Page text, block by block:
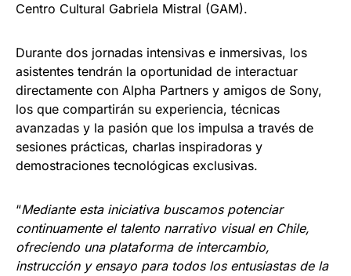
Centro Cultural Gabriela Mistral (GAM).
Durante dos jornadas intensivas e inmersivas, los
asistentes tendrán la oportunidad de interactuar
directamente con Alpha Partners y amigos de Sony,
los que compartirán su experiencia, técnicas
avanzadas y la pasión que los impulsa a través de
sesiones prácticas, charlas inspiradoras y
demostraciones tecnológicas exclusivas.
“Mediante esta iniciativa buscamos potenciar
continuamente el talento narrativo visual en Chile,
ofreciendo una plataforma de intercambio,
instrucción y ensayo para todos los entusiastas de la